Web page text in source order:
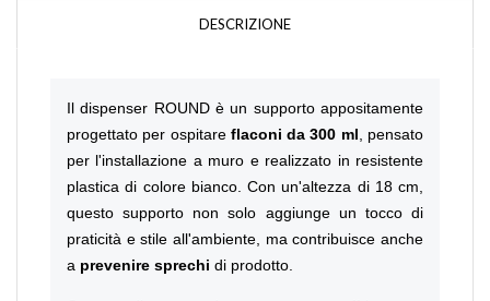
DESCRIZIONE
Il dispenser ROUND è un supporto appositamente
progettato per ospitare flaconi da 300 ml , pensato
per l'installazione a muro e realizzato in resistente
plastica di colore bianco. Con un'altezza di 18 cm,
questo supporto non solo aggiunge un tocco di
praticità e stile all'ambiente, ma contribuisce anche
a prevenire sprechi di prodotto.